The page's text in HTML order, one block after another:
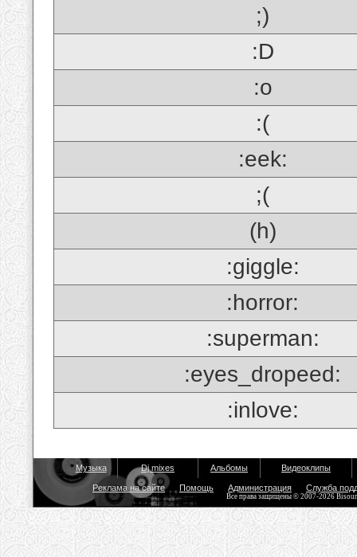
;)
:D
:o
:(
:eek:
;(
(h)
:giggle:
:horror:
:superman:
:eyes_dropeed:
:inlove:
Музыка Dj mixes Альбомы Видеоклипы
Реклама на сайте Помощь Администрация Служба
Все права защищены © 2007-2026